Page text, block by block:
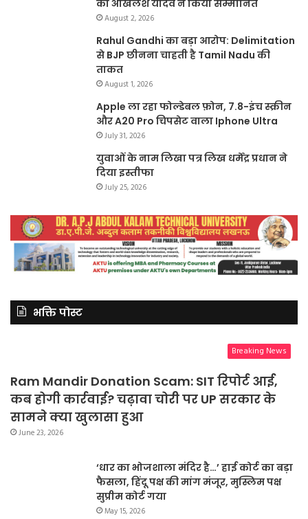
को अखिलेश यादव ने किया सम्मानित
August 2, 2026
Rahul Gandhi का बड़ा आरोप: Delimitation
से BJP छीनना चाहती है Tamil Nadu की
ताकत
August 1, 2026
Apple ला रहा फोल्डेबल फ़ोन, 7.8-इंच स्क्रीन
और A20 Pro चिपसेट वाला Iphone Ultra
July 31, 2026
युवाओं के नाम लिखा पत्र लिख धर्मेंद्र प्रधान ने
दिया इस्तीफा
July 25, 2026
भक्ति पोस्ट
Breaking News
Ram Mandir Donation Scam: SIT रिपोर्ट आई,
कब होगी कार्रवाई? चढ़ावा चोरी पर UP सरकार के
सामने क्या खुलासा हुआ
June 23, 2026
‘धार का भोजशाला मंदिर है…’ हाई कोर्ट का बड़ा
फैसला, हिंदू पक्ष की मांग मंजूर, मुस्लिम पक्ष
सुप्रीम कोर्ट गया
May 15, 2026